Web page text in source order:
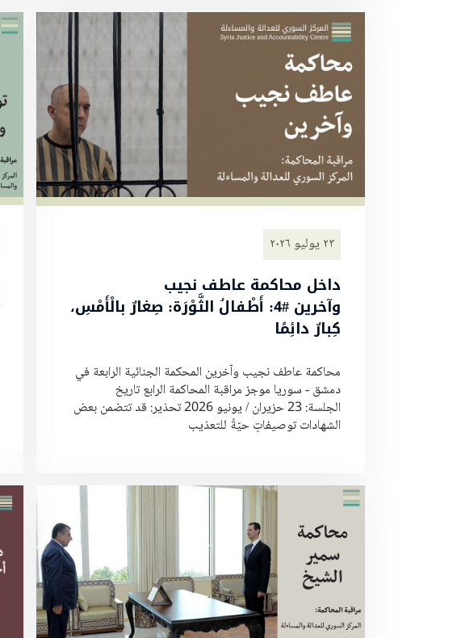
٢٣ يوليو ٢٠٢٦
داخل محاكمة عاطف نجيب
وآخرين #4: أَطْفالُ الثَّوْرَة: صِغارٌ بالْأَمْسِ،
كِبارٌ دائِمًا
محاكمة عاطف نجيب وآخرين المحكمة الجنائية الرابعة في
دمشق - سوريا موجز مراقبة المحاكمة الرابع تاريخ
الجلسة: 23 حزيران / يونيو 2026 تحذير: قد تتضمن بعض
الشهادات توصيفاتٍ حيّةً للتعذيب